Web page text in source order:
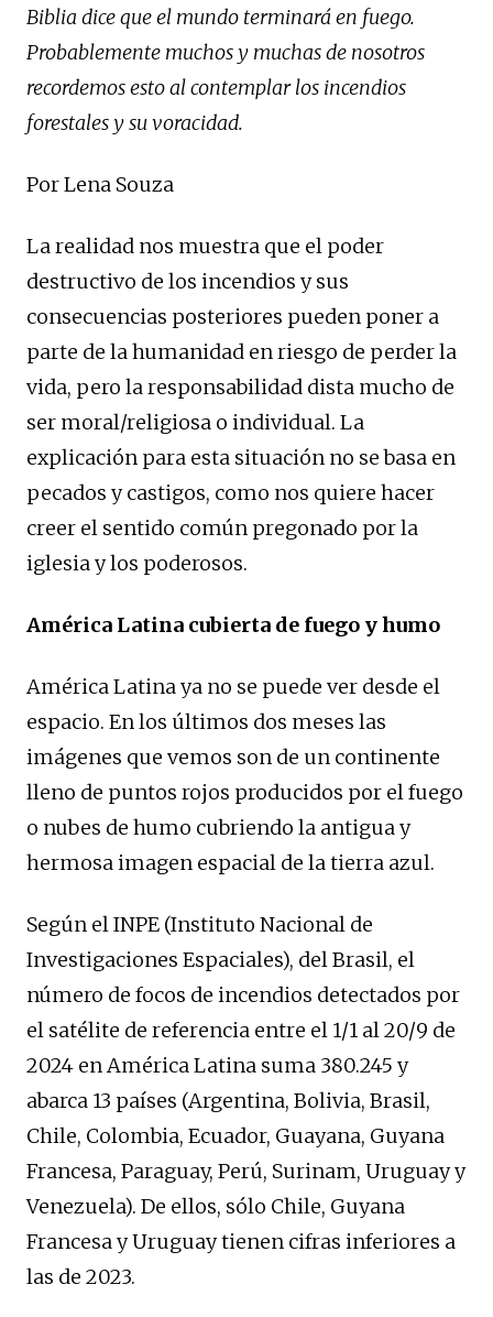
Biblia dice que el mundo terminará en fuego.
Probablemente muchos y muchas de nosotros
recordemos esto al contemplar los incendios
forestales y su voracidad.
Por Lena Souza
La realidad nos muestra que el poder
destructivo de los incendios y sus
consecuencias posteriores pueden poner a
parte de la humanidad en riesgo de perder la
vida, pero la responsabilidad dista mucho de
ser moral/religiosa o individual. La
explicación para esta situación no se basa en
pecados y castigos, como nos quiere hacer
creer el sentido común pregonado por la
iglesia y los poderosos.
América Latina cubierta de fuego y humo
América Latina ya no se puede ver desde el
espacio. En los últimos dos meses las
imágenes que vemos son de un continente
lleno de puntos rojos producidos por el fuego
o nubes de humo cubriendo la antigua y
hermosa imagen espacial de la tierra azul.
Según el INPE (Instituto Nacional de
Investigaciones Espaciales), del Brasil, el
número de focos de incendios detectados por
el satélite de referencia entre el 1/1 al 20/9 de
2024 en América Latina suma 380.245 y
abarca 13 países (Argentina, Bolivia, Brasil,
Chile, Colombia, Ecuador, Guayana, Guyana
Francesa, Paraguay, Perú, Surinam, Uruguay y
Venezuela). De ellos, sólo Chile, Guyana
Francesa y Uruguay tienen cifras inferiores a
las de 2023.